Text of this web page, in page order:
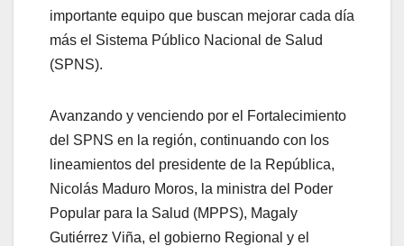
importante equipo que buscan mejorar cada día
más el Sistema Público Nacional de Salud
(SPNS).
Avanzando y venciendo por el Fortalecimiento
del SPNS en la región, continuando con los
lineamientos del presidente de la República,
Nicolás Maduro Moros, la ministra del Poder
Popular para la Salud (MPPS), Magaly
Gutiérrez Viña, el gobierno Regional y el